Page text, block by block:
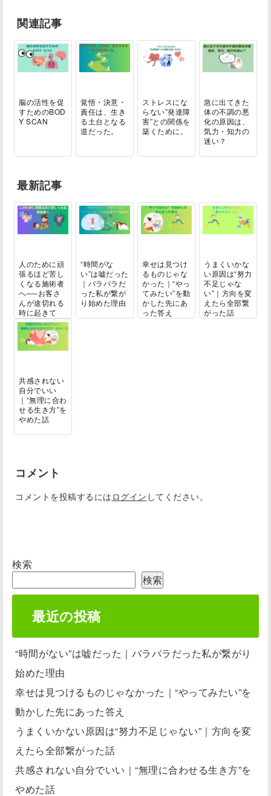
関連記事
脳の活性を促
すためのBOD
Y SCAN
覚悟・決意・
責任は、生き
る土台となる
道だった。
ストレスにな
らない”発達障
害”との関係を
築くために。
急に出てきた
体の不調の悪
化の原因は、
気力・知力の
迷い？
最新記事
人のために頑
張るほど苦し
くなる施術者
へ──お客さ
んが途切れる
時に起きて
い...
“時間がな
い”は嘘だった
｜バラバラだ
った私が繋が
り始めた理由
幸せは見つけ
るものじゃな
かった｜“やっ
てみたい”を動
かした先にあ
った答え
うまくいかな
い原因は“努力
不足じゃな
い”｜方向を変
えたら全部繋
がった話
共感されない
自分でいい
｜“無理に合わ
せる生き方”を
やめた話
コメント
コメントを投稿するには ログイン してください。
検索
検索
最近の投稿
“時間がない”は嘘だった｜バラバラだった私が繋がり
始めた理由
幸せは見つけるものじゃなかった｜“やってみたい”を
動かした先にあった答え
うまくいかない原因は“努力不足じゃない”｜方向を変
えたら全部繋がった話
共感されない自分でいい｜“無理に合わせる生き方”を
やめた話